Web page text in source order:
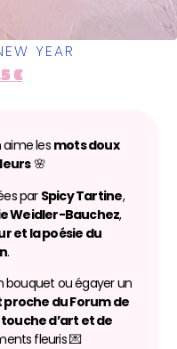
YEAR
€
aime les mots doux
🌸
par Spicy Tartine,
Weidler-Bauchez,
et la poésie du
.
bouquet ou égayer un
du Forum de
touche d’art et de
fleuris 💌